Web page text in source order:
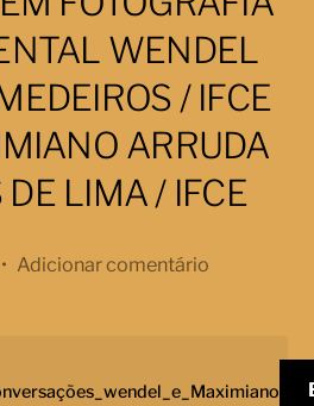
WENDEL
/ IFCE
ARRUDA
LIMA / IFCE
• Adicionar comentário